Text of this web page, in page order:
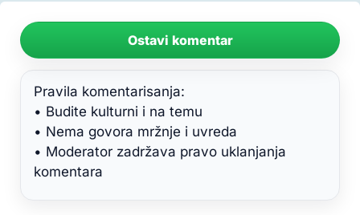
Ostavi komentar
Pravila komentarisanja:
• Budite kulturni i na temu
• Nema govora mržnje i uvreda
• Moderator zadržava pravo uklanjanja
komentara